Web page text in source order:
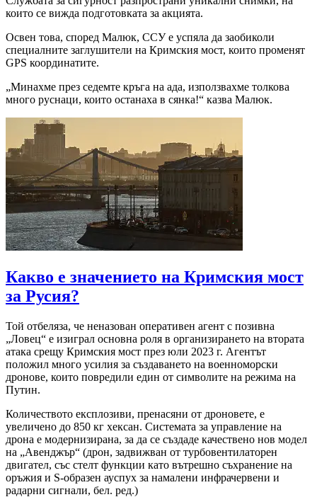
които се вижда подготовката за акцията.
Освен това, според Малюк, ССУ е успяла да заобиколи
специалните заглушители на Кримския мост, които променят
GPS координатите.
„Минахме през седемте кръга на ада, използвахме толкова
много руснаци, които останаха в сянка!“ казва Малюк.
Какво е значението на Кримския мост
за Русия?
Той отбеляза, че неназован оперативен агент с позивна
„Ловец“ е изиграл основна роля в организирането на втората
атака срещу Кримския мост през юли 2023 г. Агентът
положил много усилия за създаването на военноморски
дронове, които повредили един от символите на режима на
Путин.
Количеството експлозиви, пренасяни от дроновете, е
увеличено до 850 кг хексан. Системата за управление на
дрона е модернизирана, за да се създаде качествено нов модел
на „Авенджър“ (дрон, задвижван от турбовентилаторен
двигател, със стелт функции като вътрешно съхранение на
оръжия и S-образен ауспух за намалени инфрачервени и
радарни сигнали, бел. ред.)